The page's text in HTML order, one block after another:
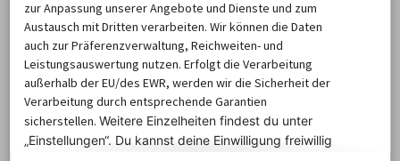
Im Nordosten Südafrikas liegt die Provinz Mpumalang
eine der landschaftlich schönsten Regionen des Landes.
Besonders in den tierreichen Ebenen des Lowveld
erleben Sie die einzigartige Artenvielfalt der Flora und
Fauna. Bei einer Reise mit dem Mietwagen durch
zur Anpassung unserer Angebote und Dienste und zum
Austausch mit Dritten verarbeiten. Wir können die Daten
auch zur Präferenzverwaltung, Reichweiten- und
Leistungsauswertung nutzen. Erfolgt die Verarbeitung
außerhalb der EU/des EWR, werden wir die Sicherheit der
Verarbeitung durch entsprechende Garantien
sicherstellen.Weitere Einzelheiten findest du unter
„Einstellungen“. Du kannst deine Einwilligung freiwillig